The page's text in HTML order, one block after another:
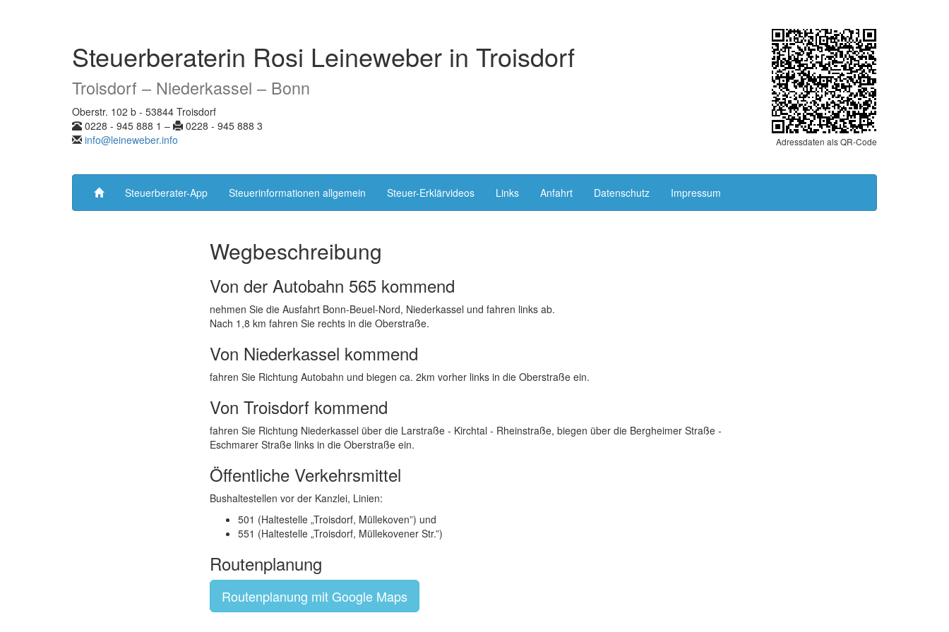
Steuerberaterin Rosi Leineweber in Troisdorf
Troisdorf – Niederkassel – Bonn
Oberstr. 102 b - 53844 Troisdorf
0228 - 945 888 1 –
0228 - 945 888 3
info@leineweber.info
Adressdaten als QR-Code
Steuerberater-App Steuerinformationen allgemein Steuer-Erklärvideos Links Anfahrt Datenschutz Impressum
Wegbeschreibung
Von der Autobahn 565 kommend
nehmen Sie die Ausfahrt Bonn-Beuel-Nord, Niederkassel und fahren links ab.
Nach 1,8 km fahren Sie rechts in die Oberstraße.
Von Niederkassel kommend
fahren Sie Richtung Autobahn und biegen ca. 2km vorher links in die Oberstraße ein.
Von Troisdorf kommend
fahren Sie Richtung Niederkassel über die Larstraße - Kirchtal - Rheinstraße, biegen über die Bergheimer Straße -
Eschmarer Straße links in die Oberstraße ein.
Öffentliche Verkehrsmittel
Bushaltestellen vor der Kanzlei, Linien:
501 (Haltestelle „Troisdorf, Müllekoven”) und
551 (Haltestelle „Troisdorf, Müllekovener Str.”)
Routenplanung
Routenplanung mit Google Maps